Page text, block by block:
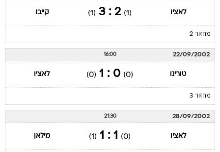
לאציו (1)
2 : 3
(1) קייבו
מחזור 2
22/09/2002
16:00
טורינו (0)
0 : 1
(0) לאציו
מחזור 3
28/09/2002
21:30
לאציו (0)
1 : 1
(1) מילאן